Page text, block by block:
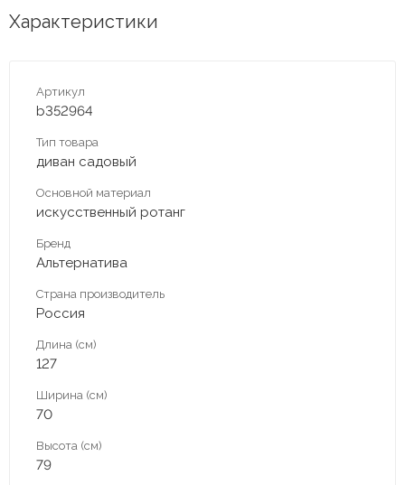
Характеристики
Артикул
b352964
Тип товара
диван садовый
Основной материал
искусственный ротанг
Бренд
Альтернатива
Страна производитель
Россия
Длина (см)
127
Ширина (см)
70
Высота (см)
79